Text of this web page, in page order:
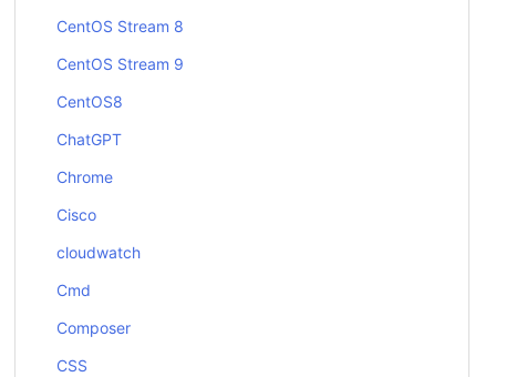
CentOS Stream 8
CentOS Stream 9
CentOS8
ChatGPT
Chrome
Cisco
cloudwatch
Cmd
Composer
CSS